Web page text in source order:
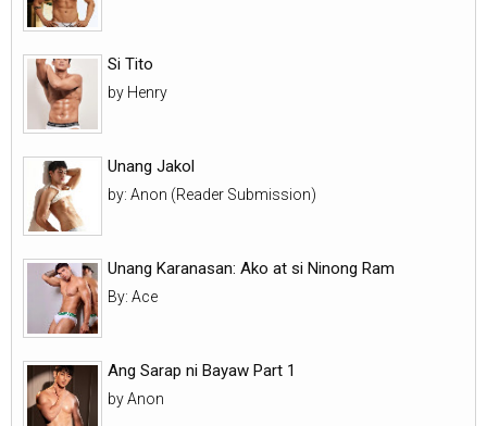
Si Tito
by Henry
Unang Jakol
by: Anon (Reader Submission)
Unang Karanasan: Ako at si Ninong Ram
By: Ace
Ang Sarap ni Bayaw Part 1
by Anon